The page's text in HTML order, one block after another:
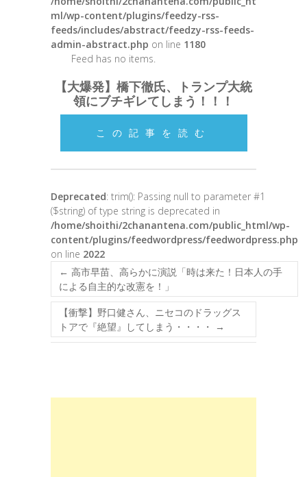
ml/wp-content/plugins/feedzy-rss-
feeds/includes/abstract/feedzy-rss-feeds-
admin-abstract.php on line 1180
Feed has no items.
【大爆発】橋下徹氏、トランプ大統
領にブチギレてしまう！！！
この記事を読む
Deprecated: trim(): Passing null to parameter #1
($string) of type string is deprecated in
/home/shoithi/2chanantena.com/public_html/wp-
content/plugins/feedwordpress/feedwordpress.php
on line 2022
← 高市早苗、高らかに演説「時は来た！日本人の手
による自主的な改憲を！」
【衝撃】野口健さん、ニセコのドラッグス
トアで『絶望』してしまう・・・・
→